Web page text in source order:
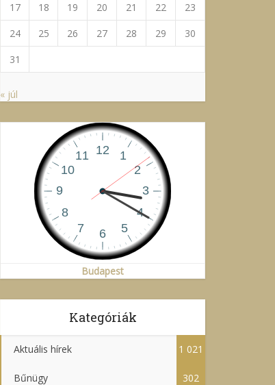
17
18 19 20 21 22
23
24
25 26 27 28 29
30
31
« júl
Budapest
Kategóriák
Aktuális hírek 1 021
Bűnügy 302